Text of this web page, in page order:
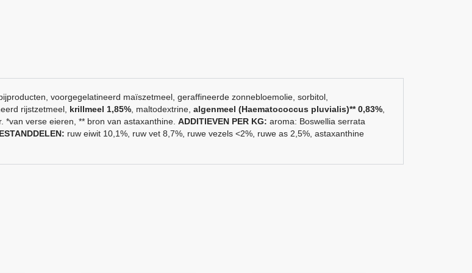
voorgegelatineerd maïszetmeel, geraffineerde zonnebloemolie, sorbitol,
rijstzetmeel, krillmeel 1,85% , maltodextrine, algenmeel (Haematococcus pluvialis)** 0,83%
*van verse eieren, ** bron van astaxanthine. ADDITIEVEN PER KG: aroma: Boswellia serrata
ruw eiwit 10,1%, ruw vet 8,7%, ruwe vezels <2%, ruwe as 2,5%, astaxanthine